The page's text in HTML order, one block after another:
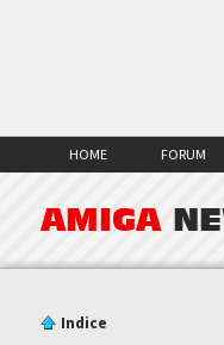
HOME FORUM
AMIGA
Indice